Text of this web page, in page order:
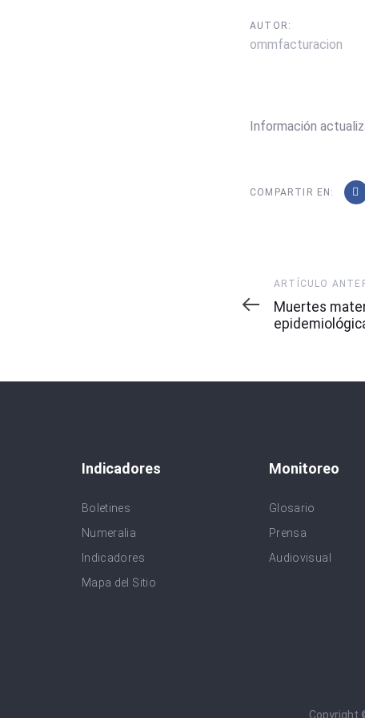
AUTOR:
ommfacturacion
Información
COMPARTIR EN:
Artículo
Anterior
ARTÍCULO
Muertes
Indicadores
Boletines
Numeralia
Indicadores
Mapa del Sitio
Monitoreo
Glosario
Prensa
Audiovisual
Copyright